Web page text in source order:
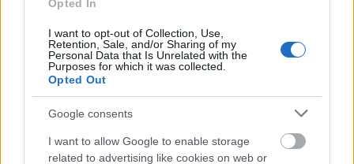
Opted In
I want to opt-out of Collection, Use,
Retention, Sale, and/or Sharing of my
Personal Data that Is Unrelated with the
Purposes for which it was collected.
Opted Out
Google consents
I want to allow Google to enable storage
related to advertising like cookies on web or
rétegnek a döntésein fog múlni.
Fontos tehát a saját tábor mozgósítása, de még
fontosabb azok meggyőzése, akik úgy gondolják,
hogy a politikusok homogén, infantilis tömegnek
nézik a választókat. Az észérvekbe fektetett energia
alábecsülendő.